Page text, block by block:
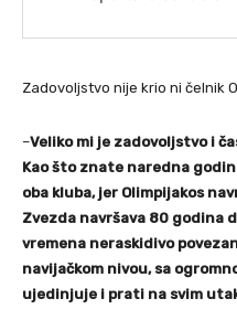
Zadovoljstvo nije krio ni čelnik
–Veliko mi je zadovoljstvo i
Kao što znate naredna
oba kluba, jer Olimpijakos
Zvezda navršava 80 godina
vremena neraskidivo
navijačkom nivou, sa
ujedinjuje i prati na svim